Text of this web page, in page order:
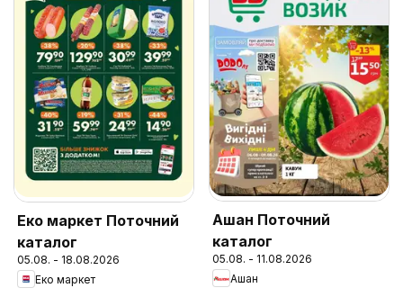
Еко маркет Поточний
каталог
05.08. - 18.08.2026
Еко маркет
Ашан Поточний
каталог
05.08. - 11.08.2026
Ашан